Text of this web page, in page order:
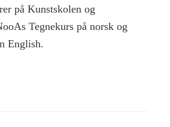
på Kunstskolen og
Tegnekurs på norsk og
English.